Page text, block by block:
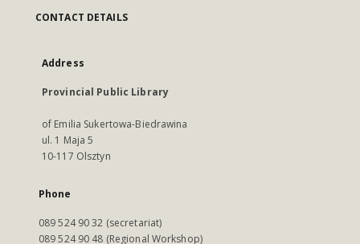
CONTACT DETAILS
Address
Provincial Public Library
of Emilia Sukertowa-Biedrawina
ul. 1 Maja 5
10-117 Olsztyn
Phone
089 524 90 32 (secretariat)
089 524 90 48 (Regional Workshop)